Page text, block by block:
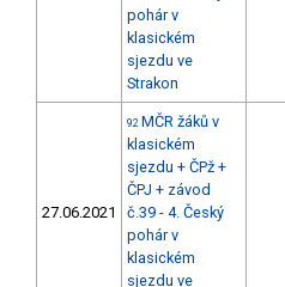
pohár v
klasickém
sjezdu ve
Strakon
27.06.2021
92 MČR žáků v
klasickém
sjezdu + ČPž +
ČPJ + závod
č.39 - 4. Český
pohár v
klasickém
sjezdu ve